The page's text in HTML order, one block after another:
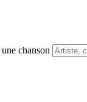
chanson